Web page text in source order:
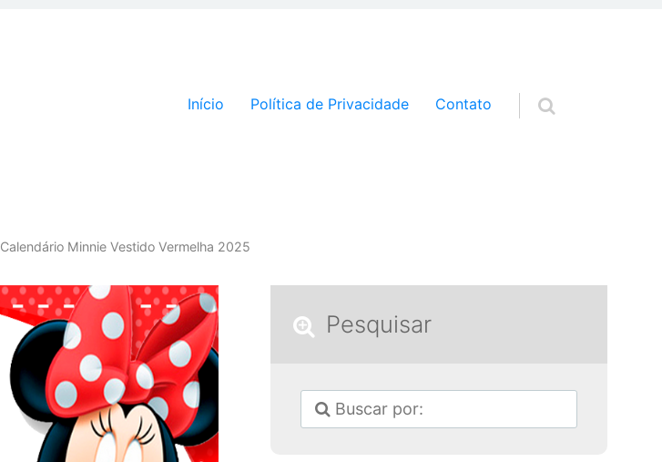
Pular para o conteúdo
Início Política de Privacidade Contato
Calendário Minnie Vestido Vermelha 2025
Pesquisar